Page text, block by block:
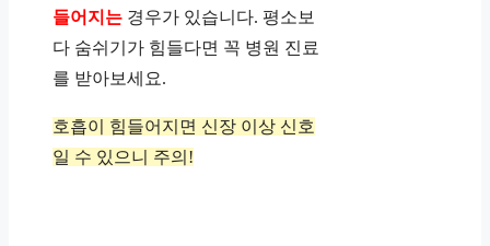
들어지는 경우가 있습니다. 평소보
다 숨쉬기가 힘들다면 꼭 병원 진료
를 받아보세요.
호흡이 힘들어지면 신장 이상 신호
일 수 있으니 주의!